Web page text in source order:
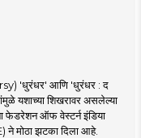
'धुरंधर' आणि 'धुरंधर : द
यशाच्या शिखरावर असलेल्या
फेडरेशन ऑफ वेस्टर्न इंडिया
ने मोठा झटका दिला आहे.